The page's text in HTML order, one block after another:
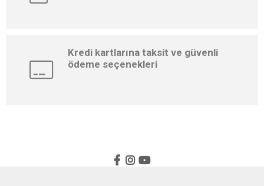
Kredi kartlarına taksit ve güvenli
ödeme seçenekleri